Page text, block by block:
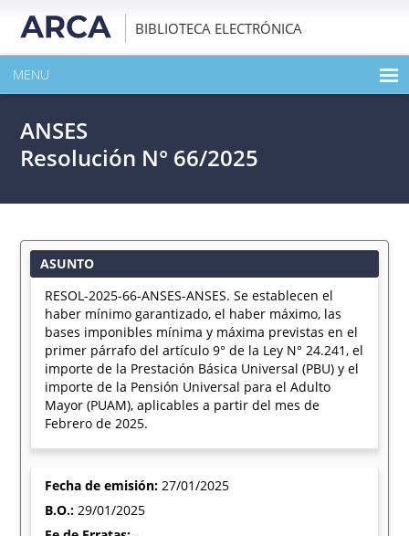
BIBLIOTECA ELECTRÓNICA
MENU
EXPANDIR TODO EL CONTENIDO DE LA PUBLICACIÓN
ANSES
Resolución N° 66/2025
ASUNTO
RESOL-2025-66-ANSES-ANSES. Se establecen el
haber mínimo garantizado, el haber máximo, las
bases imponibles mínima y máxima previstas en el
primer párrafo del artículo 9° de la Ley N° 24.241, el
importe de la Prestación Básica Universal (PBU) y el
importe de la Pensión Universal para el Adulto
Mayor (PUAM), aplicables a partir del mes de
Febrero de 2025.
Fecha de emisión:27/01/2025
B.O.:29/01/2025